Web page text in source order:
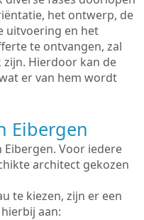
het ontwerp, de
uitvoering en het
te ontvangen, zal
Hierdoor kan de
er van hem wordt
Eibergen
Eibergen. Voor iedere
architect gekozen
te kiezen, zijn er een
aan: